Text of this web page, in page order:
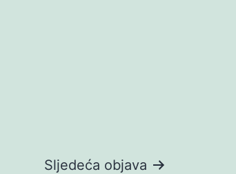
Sljedeća objava